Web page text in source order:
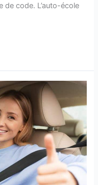
de code. L’auto-école